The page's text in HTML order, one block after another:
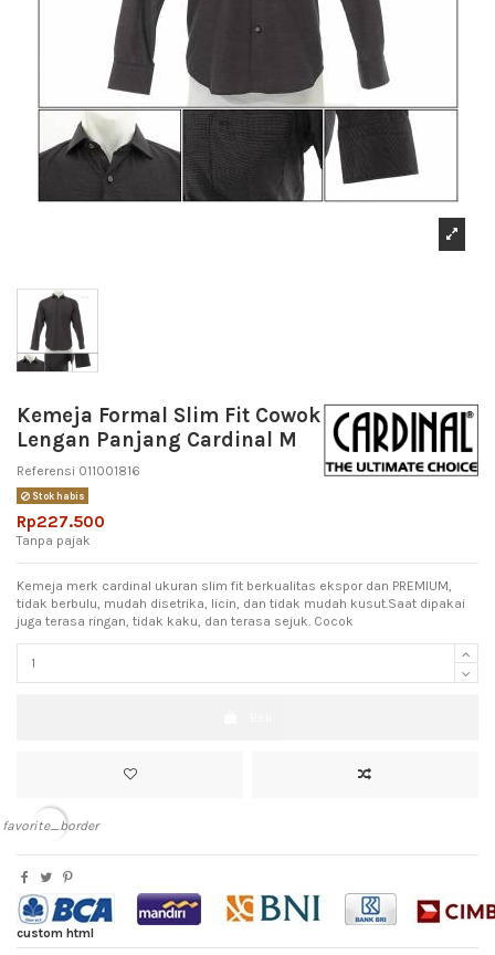
Kemeja Formal Slim Fit Cowok
Lengan Panjang Cardinal M
Referensi 011001816
Stok habis
Rp227.500
Tanpa pajak
Kemeja merk cardinal ukuran slim fit berkualitas ekspor dan PREMIUM,
tidak berbulu, mudah disetrika, licin, dan tidak mudah kusut.Saat dipakai
juga terasa ringan, tidak kaku, dan terasa sejuk. Cocok
favorite_border
custom html